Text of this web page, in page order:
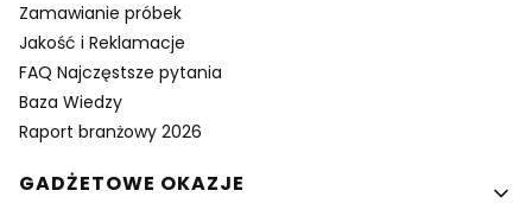
Zamawianie próbek
Jakość i Reklamacje
FAQ Najczęstsze pytania
Baza Wiedzy
Raport branżowy 2026
GADŻETOWE OKAZJE